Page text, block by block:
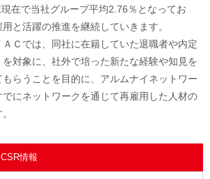
在で当社グループ平均2.76％となってお
と活躍の推進を継続していきます。
ＡＣでは、同社に在籍していた退職者や内定
対象に、社外で培った新たな経験や知見を
らうことを目的に、アルムナイネットワー
にネットワークを通じて再雇用した人材の
情報